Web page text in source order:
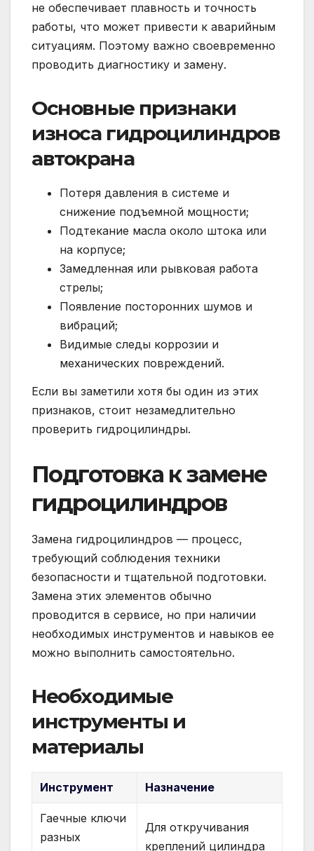
не обеспечивает плавность и точность
работы, что может привести к аварийным
ситуациям. Поэтому важно своевременно
проводить диагностику и замену.
Основные признаки
износа гидроцилиндров
автокрана
Потеря давления в системе и
снижение подъемной мощности;
Подтекание масла около штока или
на корпусе;
Замедленная или рывковая работа
стрелы;
Появление посторонних шумов и
вибраций;
Видимые следы коррозии и
механических повреждений.
Если вы заметили хотя бы один из этих
признаков, стоит незамедлительно
проверить гидроцилиндры.
Подготовка к замене
гидроцилиндров
Замена гидроцилиндров — процесс,
требующий соблюдения техники
безопасности и тщательной подготовки.
Замена этих элементов обычно
проводится в сервисе, но при наличии
необходимых инструментов и навыков ее
можно выполнить самостоятельно.
Необходимые
инструменты и
материалы
Инструмент Назначение
Гаечные ключи
разных
Для откручивания
креплений цилиндра